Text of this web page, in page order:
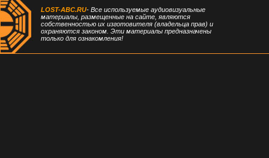
LOST-ABC.RU- Все используемые аудиовизуальные
материалы, размещенные на сайте, являются
собственностью их изготовителя (владельца прав) и
охраняются законом. Эти материалы предназначены
только для ознакомления!